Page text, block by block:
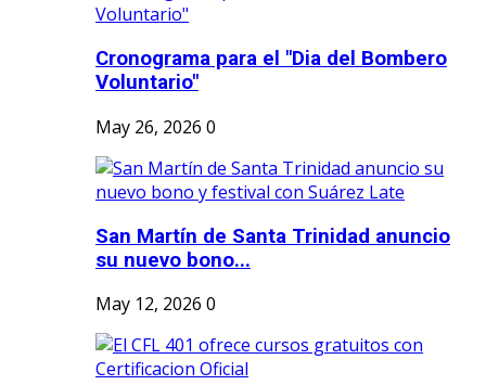
Cronograma para el "Dia del Bombero
Voluntario"
May 26, 2026 0
San Martín de Santa Trinidad anuncio
su nuevo bono...
May 12, 2026 0